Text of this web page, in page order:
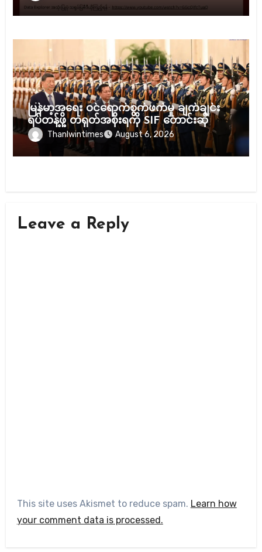
သတင်း
မြန်မာ့အရေး ဝင်ရောက်စွက်ဖက်မှု ချက်ချင်း
ရပ်တန့်ဖို့ တရုတ်အစိုးရကို SIF တောင်းဆို
Thanlwintimes August 6, 2026
Leave a Reply
This site uses Akismet to reduce spam. Learn how
your comment data is processed.